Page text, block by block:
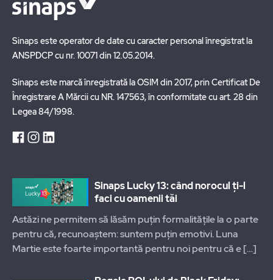
Sinaps este operator de date cu caracter personal înregistrat la
ANSPDCP cu nr. 10071 din 12.05.2014.
Sinaps este marcă înregistrată la OSIM din 2017, prin Certificat De
Înregistrare A Mărcii cu NR. 147563, în conformitate cu art. 28 din
Legea 84/1998.
Sinaps Lucky 13: când norocul ți-l
faci cu oamenii tăi
Astăzi ne permitem să lăsăm puțin formalitățile la o parte
pentru că, recunoaștem: suntem puțin emotivi. Luna
Martie este foarte importantă pentru noi pentru că e[…]